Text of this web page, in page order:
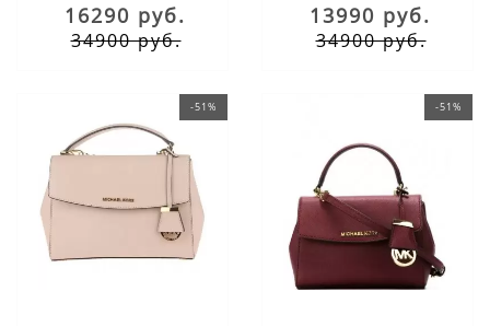
16290 руб.
34900 руб.
13990 руб.
34900 руб.
-51% -51%